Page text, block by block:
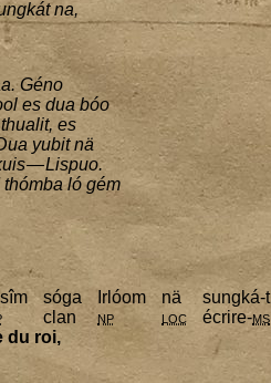
na,
Géno
es dua bóo
es
yubit nä
— Lis­puo.
ló gém
sóga
clan
Irlóom
np
nä
loc
sungká‑t
écrire-ms
du roi,